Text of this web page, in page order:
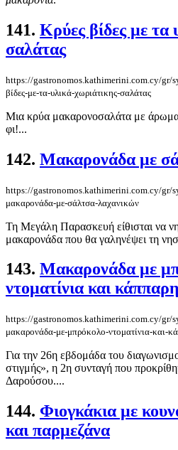
141. Κρύες βίδες με τα
σαλάτας
https://gastronomos.kathimerini.com.cy/gr/
βίδες-με-τα-υλικά-χωριάτικης-σαλάτας
Μια κρύα μακαρονοσαλάτα με άρωμα
φι!...
142. Μακαρονάδα με
https://gastronomos.kathimerini.com.cy/gr/
μακαρονάδα-με-σάλτσα-λαχανικών
Τη Μεγάλη Παρασκευή είθισται να
μακαρονάδα που θα γαληνέψει τη
143. Μακαρονάδα με
ντοματίνια και κάππαρη
https://gastronomos.kathimerini.com.cy/gr/
μακαρονάδα-με-μπρόκολο-ντοματίνια-και-
Για την 26η εβδομάδα του
στιγμής», η 2η συνταγή που
Δαρούσου....
144. Φιογκάκια με
και παρμεζάνα